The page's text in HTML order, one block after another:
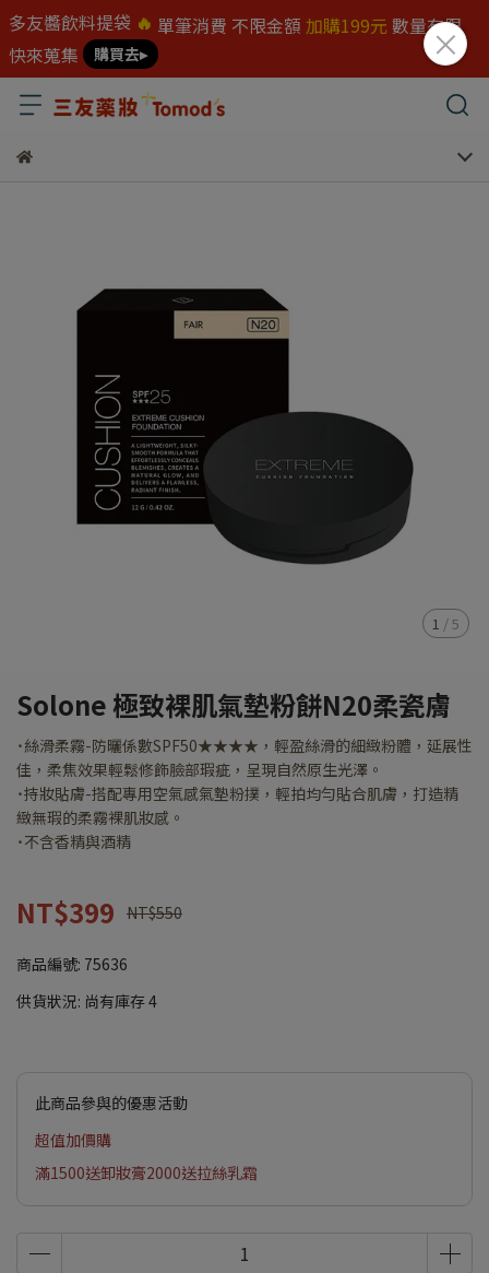
多友醬飲料提袋 🔥 單筆消費 不限金額 加購199元 數量有限
快來蒐集
購買去▸
1 /5
Solone 極致裸肌氣墊粉餅N20柔瓷膚
˙絲滑柔霧-防曬係數SPF50★★★★，輕盈絲滑的細緻粉體，延展性
佳，柔焦效果輕鬆修飾臉部瑕疵，呈現自然原生光澤。
˙持妝貼膚-搭配專用空氣感氣墊粉撲，輕拍均勻貼合肌膚，打造精
緻無瑕的柔霧裸肌妝感。
˙不含香精與酒精
NT$399 NT$550
商品編號: 75636
供貨狀況: 尚有庫存 4
此商品參與的優惠活動
超值加價購
滿1500送卸妝膏2000送拉絲乳霜